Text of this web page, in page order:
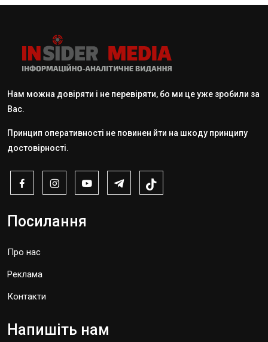
Нам можна довіряти і не перевіряти, бо ми це уже зробили за
Вас.
Принцип оперативності не повинен йти на шкоду принципу
достовірності.
Посилання
Про нас
Реклама
Контакти
Напишіть нам